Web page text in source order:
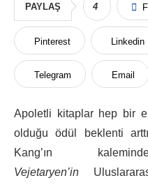
PAYLAŞ 4
Pinterest Linkedin
Telegram Email
Apoletli kitaplar hep bir
olduğu ödül beklenti
Kang’ın
Vejetaryen’in